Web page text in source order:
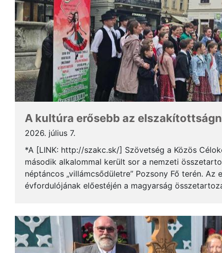
A kultúra erősebb az
2026. július 7.
*A [LINK: http://szakc.sk/] Szövetség a Közös
második alkalommal került sor a nemzeti
néptáncos „villámcsődületre” Pozsony Fő terén. Az
évfordulójának előestéjén a magyarság